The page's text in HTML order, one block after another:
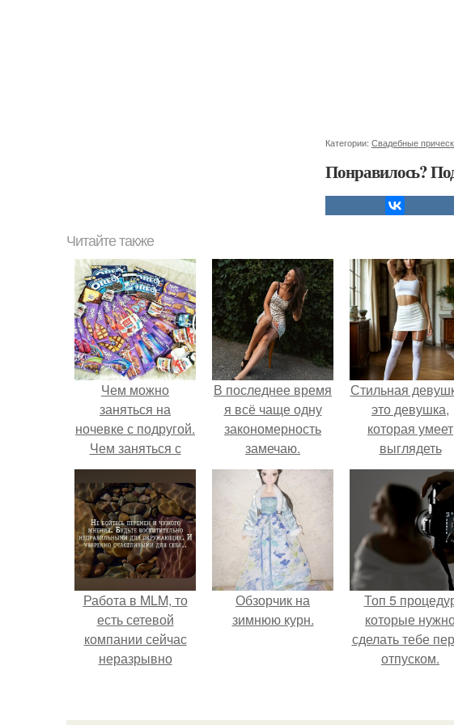
Категории: Свадебные
Понравилось?
Читайте также
Чем можно
заняться на
ночевке с подругой.
Чем заняться с
подругой на
ночевке?
В последнее время
я всё чаще одну
закономерность
замечаю.
Стильная
это девушка,
которая умеет
выглядеть
элегантно в
ситуации.
Работа в MLM, то
есть сетевой
компании сейчас
неразрывно
своей страницы в
Обзорчик на
зимнюю курн.
Топ 5
которые
сделать тебе
отпуском.